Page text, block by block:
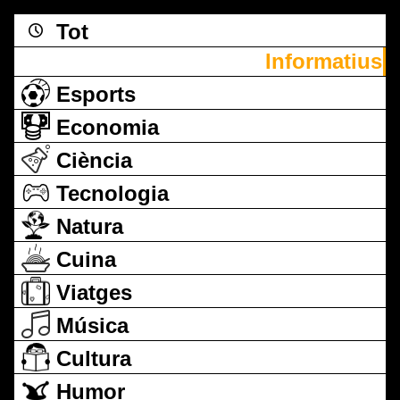
Tot
Informatius
Esports
Economia
Ciència
Tecnologia
Natura
Cuina
Viatges
Música
Cultura
Humor